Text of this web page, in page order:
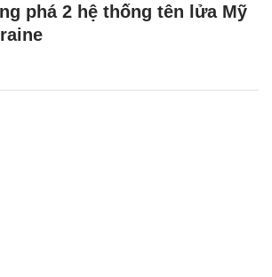
phá 2 hệ thống tên lửa Mỹ